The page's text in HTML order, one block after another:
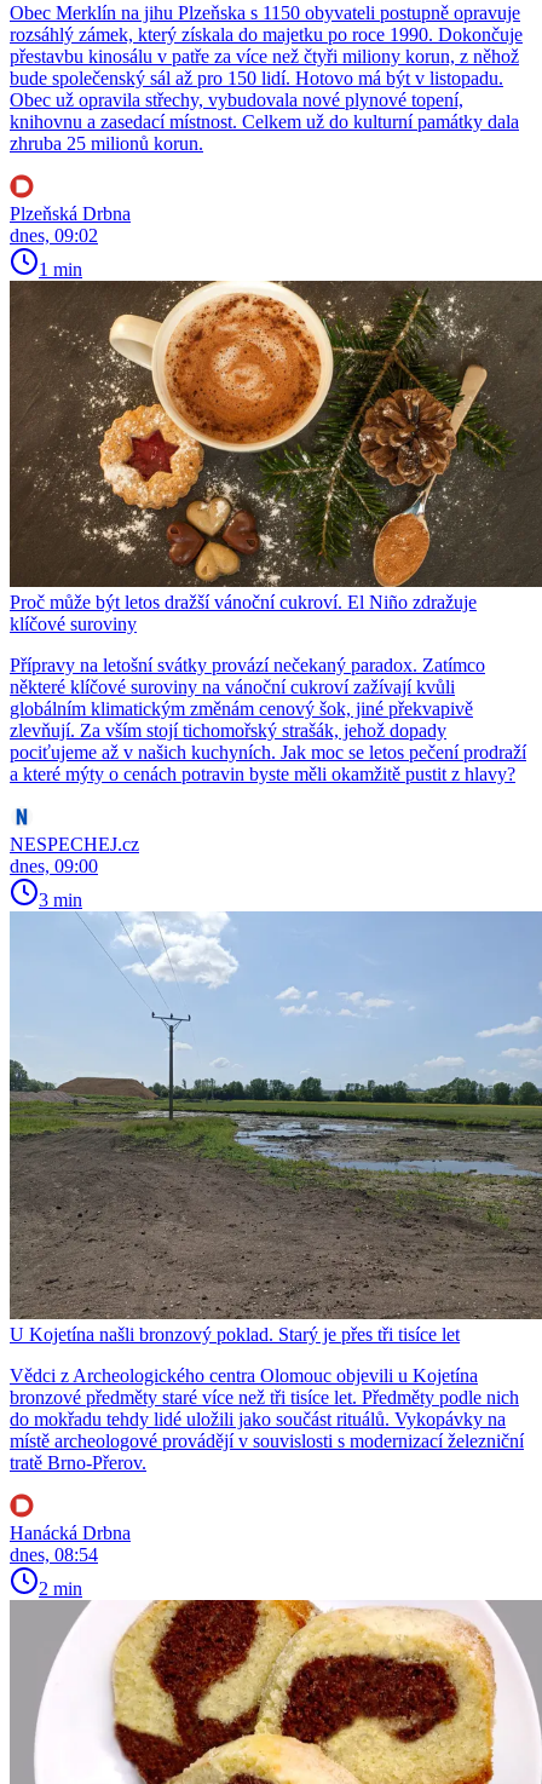
Obec Merklín na jihu Plzeňska s 1150 obyvateli postupně opravuje
rozsáhlý zámek, který získala do majetku po roce 1990. Dokončuje
přestavbu kinosálu v patře za více než čtyři miliony korun, z něhož
bude společenský sál až pro 150 lidí. Hotovo má být v listopadu.
Obec už opravila střechy, vybudovala nové plynové topení,
knihovnu a zasedací místnost. Celkem už do kulturní památky dala
zhruba 25 milionů korun.
Plzeňská Drbna
dnes, 09:02
1 min
Proč může být letos dražší vánoční cukroví. El Niño zdražuje
klíčové suroviny
Přípravy na letošní svátky provází nečekaný paradox. Zatímco
některé klíčové suroviny na vánoční cukroví zažívají kvůli
globálním klimatickým změnám cenový šok, jiné překvapivě
zlevňují. Za vším stojí tichomořský strašák, jehož dopady
pociťujeme až v našich kuchyních. Jak moc se letos pečení prodraží
a které mýty o cenách potravin byste měli okamžitě pustit z hlavy?
NESPECHEJ.cz
dnes, 09:00
3 min
U Kojetína našli bronzový poklad. Starý je přes tři tisíce let
Vědci z Archeologického centra Olomouc objevili u Kojetína
bronzové předměty staré více než tři tisíce let. Předměty podle nich
do mokřadu tehdy lidé uložili jako součást rituálů. Vykopávky na
místě archeologové provádějí v souvislosti s modernizací železniční
tratě Brno-Přerov.
Hanácká Drbna
dnes, 08:54
2 min